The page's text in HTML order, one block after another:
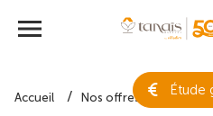
Étude
Accueil Nos offres de terrain